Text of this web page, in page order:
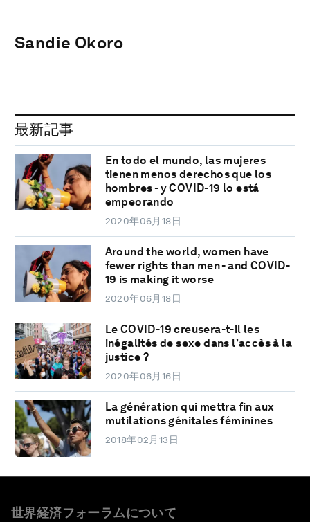
Sandie Okoro
最新記事
En todo el mundo, las mujeres
tienen menos derechos que los
hombres - y COVID-19 lo está
empeorando
2020年06月18日
Around the world, women have
fewer rights than men - and COVID-
19 is making it worse
2020年06月18日
Le COVID-19 creusera-t-il les
inégalités de sexe dans l’accès à la
justice ?
2020年06月16日
La génération qui mettra fin aux
mutilations génitales féminines
2018年02月13日
世界経済フォーラムについて